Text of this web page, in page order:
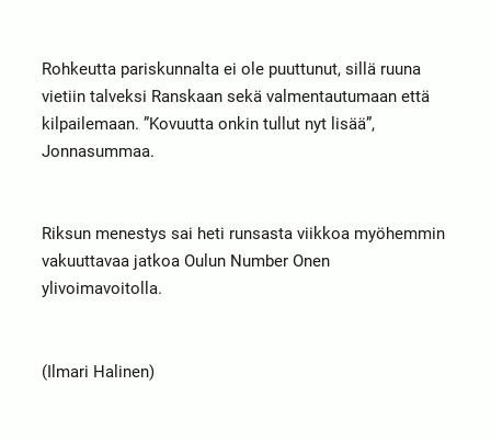
Rohkeutta pariskunnalta ei ole puuttunut, sillä ruuna
vietiin talveksi Ranskaan sekä valmentautumaan että
kilpailemaan. ”Kovuutta onkin tullut nyt lisää”,
Jonnasummaa.
Riksun menestys sai heti runsasta viikkoa myöhemmin
vakuuttavaa jatkoa Oulun Number Onen
ylivoimavoitolla.
(Ilmari Halinen)